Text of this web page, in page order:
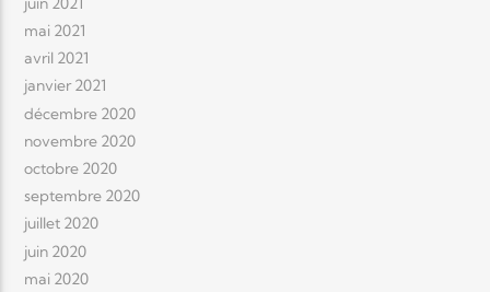
mai 2021
avril 2021
janvier 2021
décembre 2020
novembre 2020
octobre 2020
septembre 2020
juillet 2020
juin 2020
mai 2020